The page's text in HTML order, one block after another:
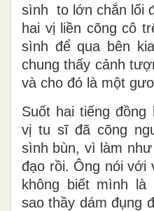
sình to lớn chắn lối
hai vị liền cõng cô
sình để qua bên
chung thấy cảnh
và cho đó là một
Suốt hai tiếng
vị tu sĩ đã cõng
sình bùn, vì làm
đạo rồi. Ông nói với
không biết mình
sao thầy dám đụng